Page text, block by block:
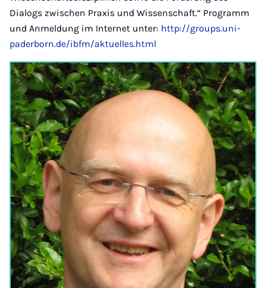
Dialogs zwischen Praxis und Wissenschaft.“ Programm
und Anmeldung im Internet unter: http://groups.uni-
paderborn.de/ibfm/aktuelles.html